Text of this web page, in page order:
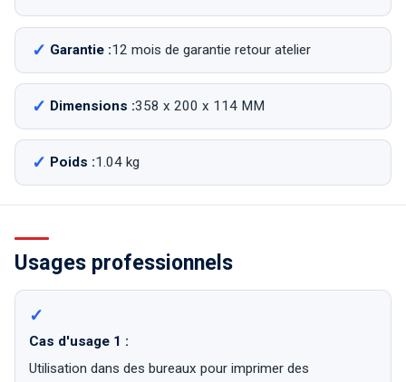
Garantie :12 mois de garantie retour atelier
Dimensions :358 x 200 x 114 MM
Poids :1.04 kg
Usages professionnels
Cas d'usage 1 :
Utilisation dans des bureaux pour imprimer des